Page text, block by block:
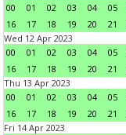
00
01 02 03 04 05
16
17 18 19 20 21
Wed 12 Apr 2023
00
01 02 03 04 05
16
17 18 19 20 21
Thu 13 Apr 2023
00
01 02 03 04 05
16
17 18 19 20 21
Fri 14 Apr 2023